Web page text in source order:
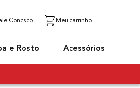
Conosco
e Rosto Acessórios